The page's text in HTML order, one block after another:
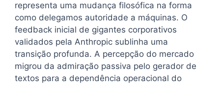
representa uma mudança filosófica na forma
como delegamos autoridade a máquinas. O
feedback inicial de gigantes corporativos
validados pela Anthropic sublinha uma
transição profunda. A percepção do mercado
migrou da admiração passiva pelo gerador de
textos para a dependência operacional do